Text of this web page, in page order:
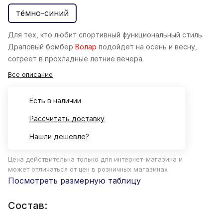
тёмно-синий
Для тех, кто любит спортивный функциональный стиль.
Драповый бомбер Волар подойдет на осень и весну,
согреет в прохладные летние вечера.
Все описание
Есть в наличии
Рассчитать доставку
Нашли дешевле?
Цена действительна только для интернет-магазина и
может отличаться от цен в розничных магазинах
Посмотреть размерную таблицу
Состав: